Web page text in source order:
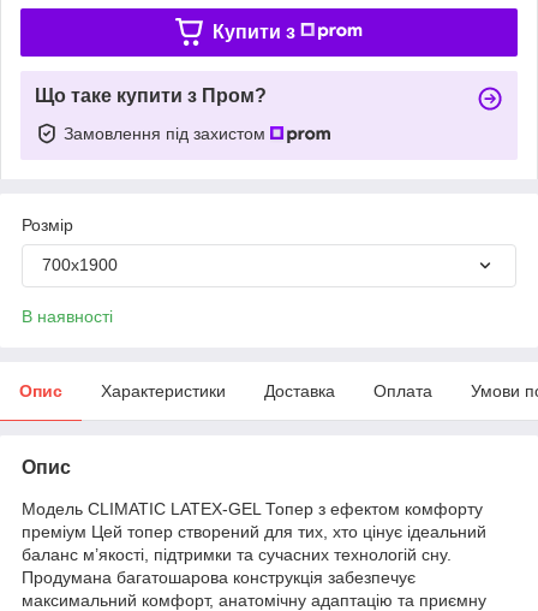
Купити з
Що таке купити з Пром?
Замовлення під захистом
Розмір
700х1900
В наявності
Опис Характеристики Доставка Оплата Умови
Опис
Модель CLIMATIC LATEX-GEL Топер з ефектом комфорту
преміум Цей топер створений для тих, хто цінує ідеальний
баланс м’якості, підтримки та сучасних технологій сну.
Продумана багатошарова конструкція забезпечує
максимальний комфорт, анатомічну адаптацію та приємну